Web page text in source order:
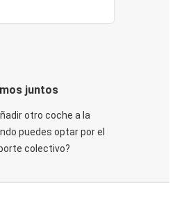
juntos
otro coche a la
puedes optar por el
colectivo?